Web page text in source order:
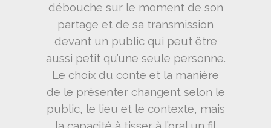
débouche sur le moment de son
partage et de sa transmission
devant un public qui peut être
aussi petit qu’une seule personne.
Le choix du conte et la manière
de le présenter changent selon le
public, le lieu et le contexte, mais